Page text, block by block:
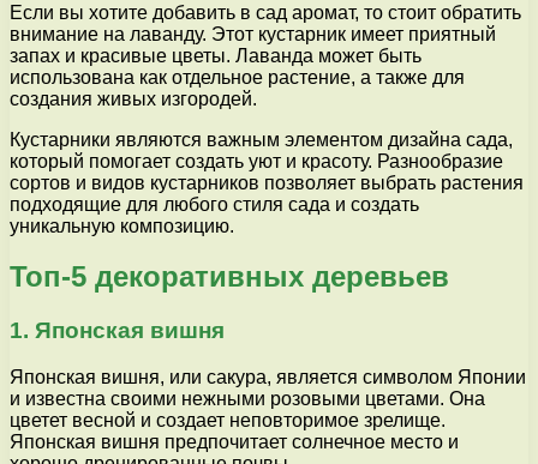
Если вы хотите добавить в сад аромат, то стоит обратить
внимание на лаванду. Этот кустарник имеет приятный
запах и красивые цветы. Лаванда может быть
использована как отдельное растение, а также для
создания живых изгородей.
Кустарники являются важным элементом дизайна сада,
который помогает создать уют и красоту. Разнообразие
сортов и видов кустарников позволяет выбрать растения
подходящие для любого стиля сада и создать
уникальную композицию.
Топ-5 декоративных деревьев
1. Японская вишня
Японская вишня, или сакура, является символом Японии
и известна своими нежными розовыми цветами. Она
цветет весной и создает неповторимое зрелище.
Японская вишня предпочитает солнечное место и